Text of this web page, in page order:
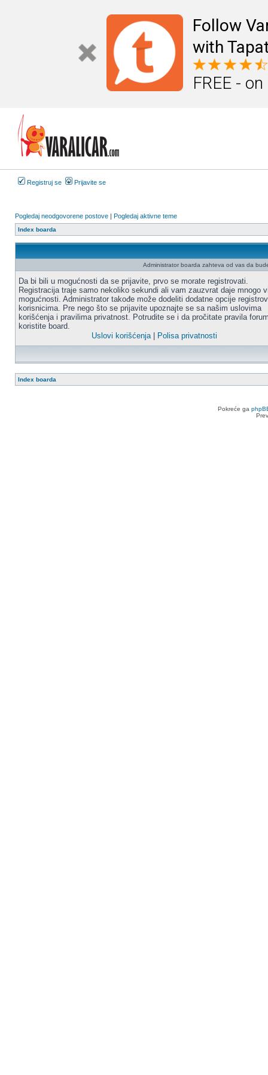
Follow
with
FREE -
Registruj se Prijavite se
Pogledaj neodgovorene postove | Pogledaj aktivne teme
Index boarda
Administrator boarda zahteva od vas da
Da bi bili u mogućnosti da se prijavite, prvo se morate registrovati.
Registracija traje samo nekoliko sekundi ali vam zauzvrat daje mnogo
mogućnosti. Administrator takođe može dodeliti dodatne opcije
korisnicima. Pre nego što se prijavite upoznajte se sa našim uslovima
korišćenja i pravilima privatnost. Potrudite se i da pročitate pravila
koristite board.
Uslovi korišćenja| Polisa privatnosti
Index boarda
Pokreće ga